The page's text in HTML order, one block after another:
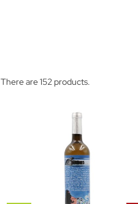
There are 152 products.